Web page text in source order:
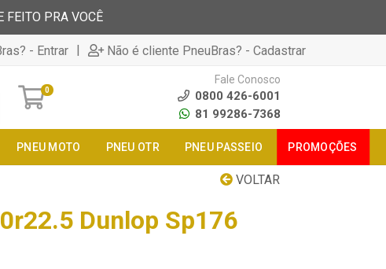
FEITO PRA VOCÊ
- Entrar | Não é cliente PneuBras? - Cadastrar
0
Fale Conosco
0800 426-6001
81 99286-7368
PNEU MOTO PNEU OTR PNEU PASSEIO PROMOÇÕES
VOLTAR
Dunlop Sp176